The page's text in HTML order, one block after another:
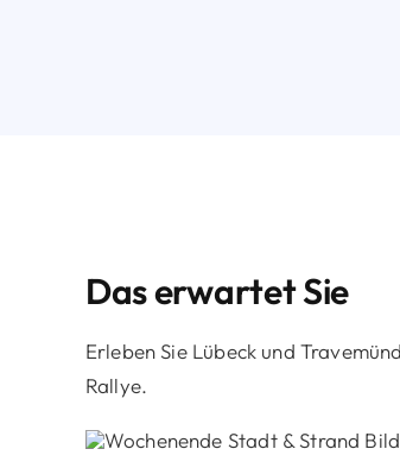
Das erwartet Sie
Erleben Sie Lübeck und
Rallye.